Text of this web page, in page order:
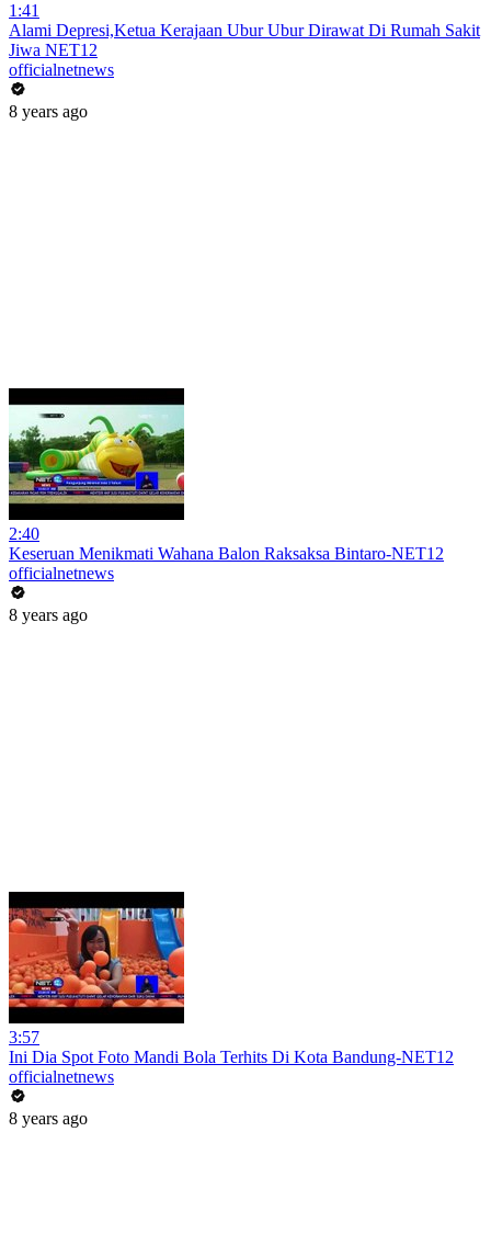
1:41
Alami Depresi,Ketua Kerajaan Ubur Ubur Dirawat Di Rumah Sakit
Jiwa NET12
officialnetnews
8 years ago
2:40
Keseruan Menikmati Wahana Balon Raksaksa Bintaro-NET12
officialnetnews
8 years ago
3:57
Ini Dia Spot Foto Mandi Bola Terhits Di Kota Bandung-NET12
officialnetnews
8 years ago